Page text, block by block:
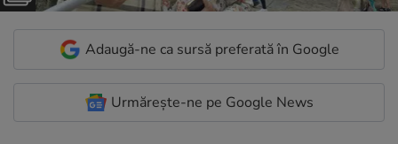
Adaugă-ne ca sursă preferată în Google
Urmărește-ne pe Google News